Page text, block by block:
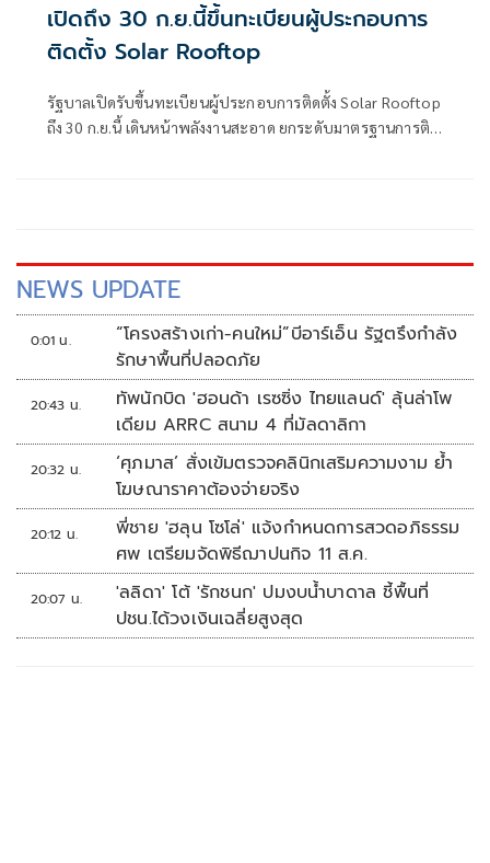
เปิดถึง 30 ก.ย.นี้ขึ้นทะเบียนผู้ประกอบการ
ติดตั้ง Solar Rooftop
รัฐบาลเปิดรับขึ้นทะเบียนผู้ประกอบการติดตั้ง Solar Rooftop
ถึง 30 ก.ย.นี้ เดินหน้าพลังงานสะอาด ยกระดับมาตรฐานการติด
NEWS UPDATE
0:01 น.
“โครงสร้างเก่า-คนใหม่”บีอาร์เอ็น รัฐตรึงกำลัง
รักษาพื้นที่ปลอดภัย
20:43 น.
ทัพนักบิด 'ฮอนด้า เรซซิ่ง ไทยแลนด์' ลุ้นล่าโพ
เดียม ARRC สนาม 4 ที่มัลดาลิกา
20:32 น.
‘ศุภมาส’ สั่งเข้มตรวจคลินิกเสริมความงาม ย้ำ
โฆษณาราคาต้องจ่ายจริง
20:12 น.
พี่ชาย 'ฮลุน โซโล่' แจ้งกำหนดการสวดอภิธรรม
ศพ เตรียมจัดพิธีฌาปนกิจ 11 ส.ค.
20:07 น.
'ลลิดา' โต้ 'รักชนก' ปมงบน้ำบาดาล ชี้พื้นที่
ปชน.ได้วงเงินเฉลี่ยสูงสุด